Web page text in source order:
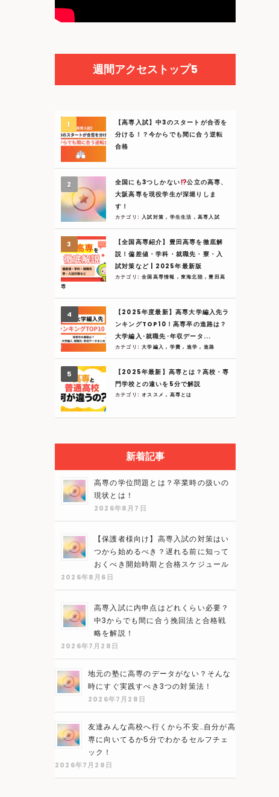
週間アクセストップ5
【高専入試】中3のスタートが合否を
分ける！？今からでも間に合う逆転
合格
全国にも3つしかない
公立の高専、
大阪高専を現役学生が深堀りしま
す！
カテゴリ: 入試対策, 学生生活 ,高専入試
【全国高専紹介】豊田高専を徹底解
説！偏差値・学科・就職先・寮・入
試対策など | 2025年最新版
カテゴリ:全国高専情報 ,東海北陸,豊田高
専
【2025年度最新】高専大学編入先ラ
ンキングTOP10！高専卒の進路は？
大学編入･就職先･年収データ...
カテゴリ:大学編入, 学費, 進学, 進路
【2025年最新】高専とは？高校・専
門学校との違いを5分で解説
カテゴリ:オススメ, 高専とは
新着記事
高専の学位問題とは？卒業時の扱いの
現状とは！
2026年8月7日
【保護者様向け】高専入試の対策はい
つから始めるべき？遅れる前に知って
おくべき開始時期と合格スケジュール
2026年8月6日
高専入試に内申点はどれくらい必要？
中3からでも間に合う挽回法と合格戦
略を解説！
2026年7月28日
地元の塾に高専のデータがない？そんな
時にすぐ実践すべき3つの対策法！
2026年7月28日
友達みんな高校へ行くから不安…自分が高
専に向いてるか5分でわかるセルフチェ
ック！
2026年7月28日